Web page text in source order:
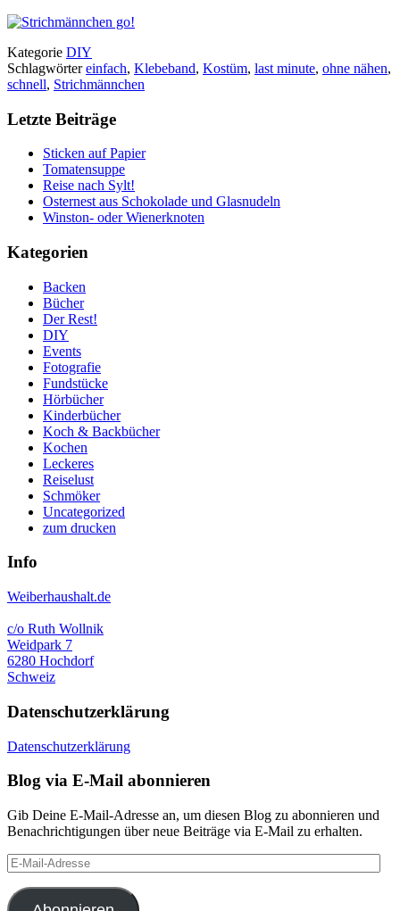
Kategorie DIY
Schlagwörtereinfach, Klebeband, Kostüm, last minute, ohne nähen,
schnell, Strichmännchen
Letzte Beiträge
Sticken auf Papier
Tomatensuppe
Reise nach Sylt!
Osternest aus Schokolade und Glasnudeln
Winston- oder Wienerknoten
Kategorien
Backen
Bücher
Der Rest!
DIY
Events
Fotografie
Fundstücke
Hörbücher
Kinderbücher
Koch & Backbücher
Kochen
Leckeres
Reiselust
Schmöker
Uncategorized
zum drucken
Info
Weiberhaushalt.de
c/o Ruth Wollnik
Weidpark 7
6280 Hochdorf
Schweiz
Datenschutzerklärung
Datenschutzerklärung
Blog via E-Mail abonnieren
Gib Deine E-Mail-Adresse an, um diesen Blog zu abonnieren und
Benachrichtigungen über neue Beiträge via E-Mail zu erhalten.
E-
Mail-
Adresse